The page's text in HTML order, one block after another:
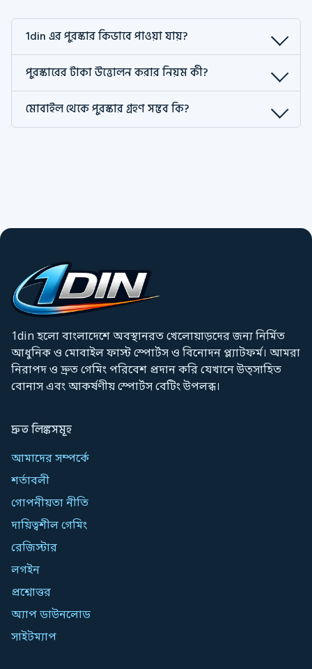
1din এর পুরস্কার কিভাবে পাওয়া যায়?
পুরস্কারের টাকা উত্তোলন করার নিয়ম কী?
মোবাইল থেকে পুরস্কার গ্রহণ সম্ভব কি?
1din হলো বাংলাদেশে অবস্থানরত খেলোয়াড়দের জন্য নির্মিত
আধুনিক ও মোবাইল ফাস্ট স্পোর্টস ও বিনোদন প্ল্যাটফর্ম। আমরা
নিরাপদ ও দ্রুত গেমিং পরিবেশ প্রদান করি যেখানে উত্সাহিত
বোনাস এবং আকর্ষণীয় স্পোর্টস বেটিং উপলব্ধ।
দ্রুত লিঙ্কসমূহ
আমাদের সম্পর্কে
শর্তাবলী
গোপনীয়তা নীতি
দায়িত্বশীল গেমিং
রেজিস্টার
লগইন
প্রশ্নোত্তর
অ্যাপ ডাউনলোড
সাইটম্যাপ